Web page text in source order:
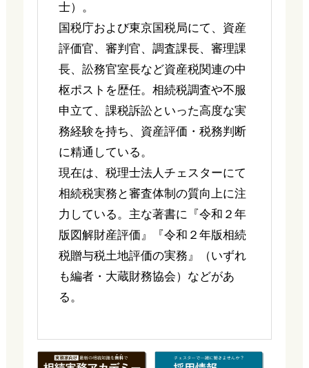
士）。
国税庁および東京国税局にて、資産
評価官、審判官、調査課長、審理課
長、訟務官室長など資産税関連の中
枢ポストを歴任。相続税調査や不服
申立て、課税訴訟といった高度な実
務経験を持ち、資産評価・税務判断
に精通している。
現在は、税理士法人チェスターにて
相続税実務と審査体制の質向上に注
力している。主な著書に『令和２年
版図解財産評価』『令和２年版相続
税贈与税土地評価の実務』（いずれ
も編者・大蔵財務協会）などがあ
る。